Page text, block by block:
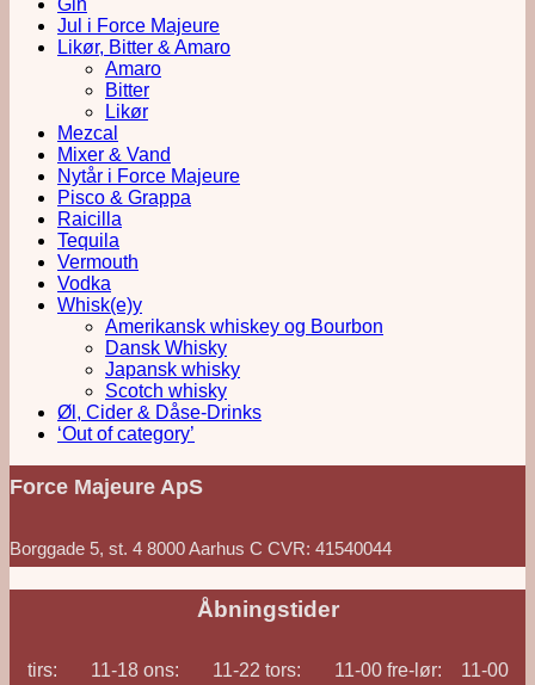
Jul i Force Majeure
Likør, Bitter & Amaro
Amaro
Bitter
Likør
Mezcal
Mixer & Vand
Nytår i Force Majeure
Pisco & Grappa
Raicilla
Tequila
Vermouth
Vodka
Whisk(e)y
Amerikansk whiskey og Bourbon
Dansk Whisky
Japansk whisky
Scotch whisky
Øl, Cider & Dåse-Drinks
‘Out of category’
Force Majeure ApS
Borggade 5, st. 4 8000 Aarhus C CVR: 41540044
Åbningstider
tirs: 11-18 ons: 11-22 tors: 11-00 fre-lør: 11-00